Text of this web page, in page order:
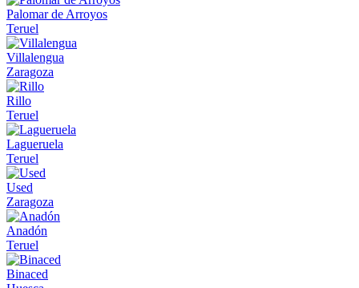
Palomar de Arroyos
Teruel
Villalengua
Zaragoza
Rillo
Teruel
Lagueruela
Teruel
Used
Zaragoza
Anadón
Teruel
Binaced